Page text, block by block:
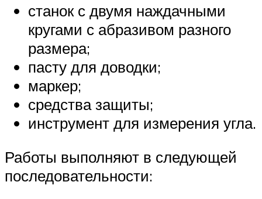
станок с двумя наждачными
кругами с абразивом разного
размера;
пасту для доводки;
маркер;
средства защиты;
инструмент для измерения угла.
Работы выполняют в следующей
последовательности: